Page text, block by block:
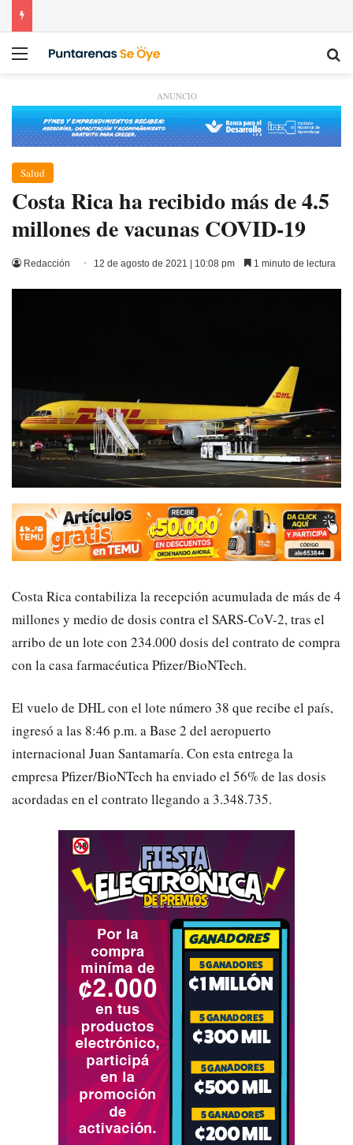
Menú
ANUNCIO
Salud
Costa Rica ha recibido más de 4.5
millones de vacunas COVID-19
Redacción 12 de agosto de 2021 | 10:08 pm 1 minuto de lectura
Costa Rica contabiliza la recepción acumulada de más de 4
millones y medio de dosis contra el SARS-CoV-2, tras el
arribo de un lote con 234.000 dosis del contrato de compra
con la casa farmacéutica Pfizer/BioNTech.
El vuelo de DHL con el lote número 38 que recibe el país,
ingresó alas 8:46 p.m. a Base 2 del aeropuerto
internacional Juan Santamaría. Con esta entregala
empresaPfizer/BioNTech ha enviado el 56% de las dosis
acordadas en el contrato llegando a3.348.735.